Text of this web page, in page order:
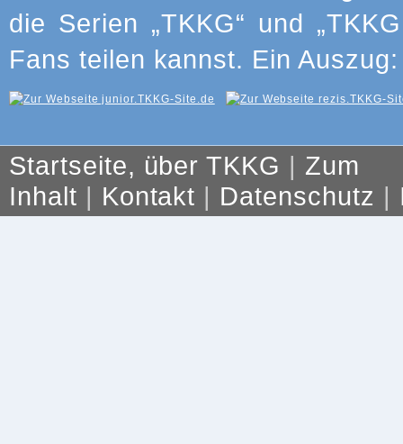
die Serien „TKKG“ und
Fans teilen kannst. Ein Auszug:
Startseite, über TKKG | Zum
Inhalt | Kontakt | Datenschutz |